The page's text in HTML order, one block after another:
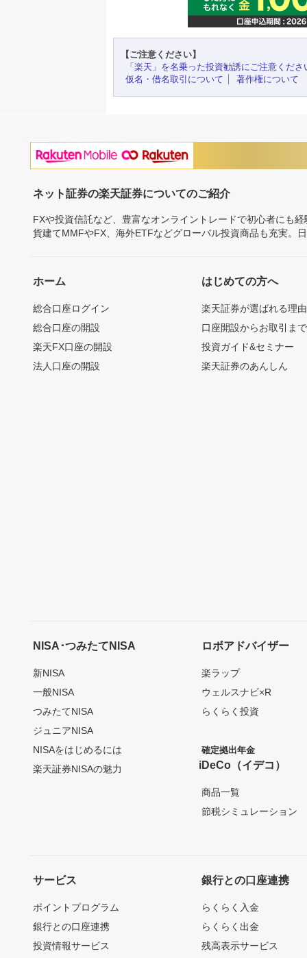
【ご注意ください】
「楽天」を名乗った投資勧誘にご注意くださ
仮名・借名取引について
著作権について
ネット証券の楽天証券についてのご紹介
FXや投資信託など、豊富なオンライントレードで初心者にも
貨建てMMFやFX、海外ETFなどグローバル投資商品も充実。
ホーム
総合口座ログイン
総合口座の開設
楽天FX口座の開設
法人口座の開設
はじめての方へ
楽天証券が選ばれる理由
口座開設からお取引ま
投資ガイド&セミナー
楽天証券のあんしん
NISA･つみたてNISA
新NISA
一般NISA
つみたてNISA
ジュニアNISA
NISAをはじめるには
楽天証券NISAの魅力
ロボアドバイザー
楽ラップ
ウェルスナビ×R
らくらく投資
確定拠出年金
iDeCo（イデコ）
商品一覧
節税シミュレーション
サービス
ポイントプログラム
銀行との口座連携
投資情報サービス
銀行との口座連携
らくらく入金
らくらく出金
残高表示サービス